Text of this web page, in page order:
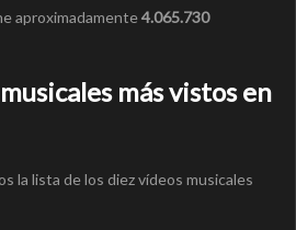
aproximadamente4.065.730
más vistos en
la lista de los diez vídeos musicales